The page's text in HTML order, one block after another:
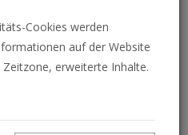
Cookies werden
auf der Website
Zeitzone, erweiterte Inhalte.